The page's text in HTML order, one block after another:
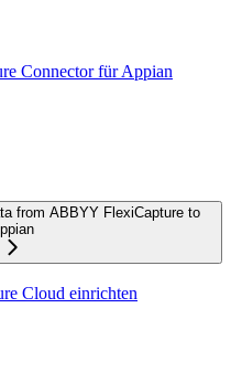
Connector für Appian
from ABBYY FlexiCapture to
Cloud einrichten